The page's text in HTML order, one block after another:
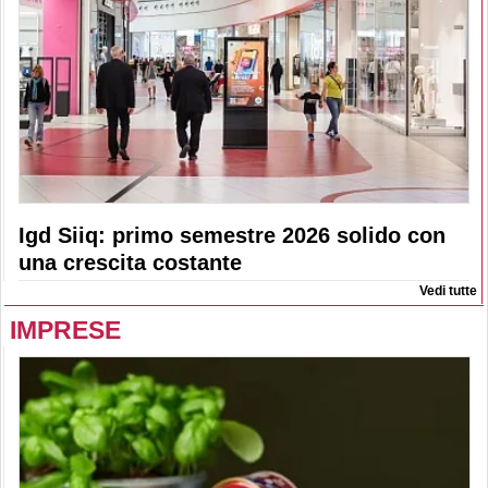
Igd Siiq: primo semestre 2026 solido con
una crescita costante
Vedi tutte
IMPRESE